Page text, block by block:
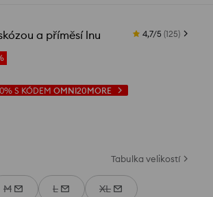
a příměsí lnu 4,7/5 (125)
S KÓDEM OMNI20MORE
Tabulka velikostí
M L XL